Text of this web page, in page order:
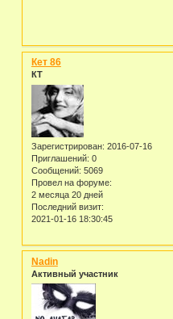
Кет 86
КТ
Зарегистрирован: 2016-07-16
Приглашений: 0
Сообщений: 5069
Провел на форуме:
2 месяца 20 дней
Последний визит:
2021-01-16 18:30:45
Nadin
Активный участник